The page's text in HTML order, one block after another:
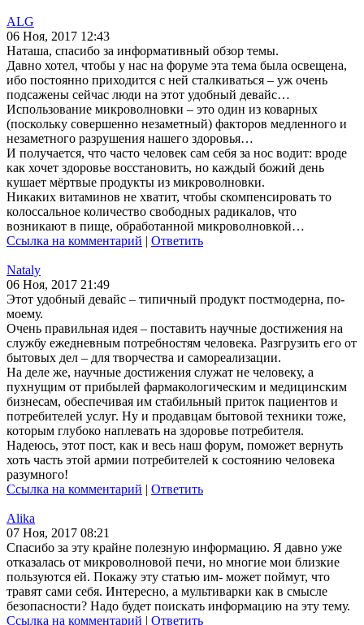
ALG
06 Ноя, 2017 12:43
Наташа, спасибо за информативный обзор темы.
Давно хотел, чтобы у нас на форуме эта тема была освещена,
ибо постоянно приходится с ней сталкиваться – уж очень
подсажены сейчас люди на этот удобный девайс…
Использование микроволновки – это один из коварных
(поскольку совершенно незаметный) факторов медленного и
незаметного разрушения нашего здоровья…
И получается, что часто человек сам себя за нос водит: вроде
как хочет здоровье восстановить, но каждый божий день
кушает мёртвые продукты из микроволновки.
Никаких витаминов не хватит, чтобы скомпенсировать то
колоссальное количество свободных радикалов, что
возникают в пище, обработанной микроволновкой…
Ссылка на комментарий | Ответить
Nataly
06 Ноя, 2017 21:49
Этот удобный девайс – типичный продукт постмодерна, по-
моему.
Очень правильная идея – поставить научные достижения на
службу ежедневным потребностям человека. Разгрузить его от
бытовых дел – для творчества и самореализации.
На деле же, научные достижения служат не человеку, а
пухнущим от прибылей фармакологическим и медицинским
бизнесам, обеспечивая им стабильный приток пациентов и
потребителей услуг. Ну и продавцам бытовой техники тоже,
которым глубоко наплевать на здоровье потребителя.
Надеюсь, этот пост, как и весь наш форум, поможет вернуть
хоть часть этой армии потребителей к состоянию человека
разумного!
Ссылка на комментарий | Ответить
Alika
07 Ноя, 2017 08:21
Спасибо за эту крайне полезную информацию. Я давно уже
отказалась от микроволновой печи, но многие мои близкие
пользуются ей. Покажу эту статью им- может поймут, что
травят сами себя. Интересно, а мультиварки как в смысле
безопасности? Надо будет поискать информацию на эту тему.
Ссылка на комментарий | Ответить